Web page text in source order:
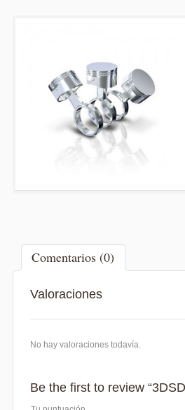
Comentarios (0)
Valoraciones
No hay valoraciones todavía.
Be the first to review